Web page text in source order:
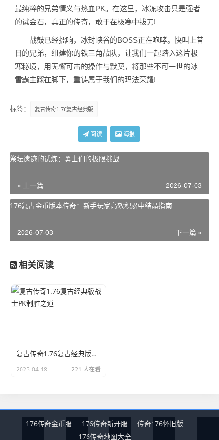
最纯粹的兄弟情义与热血PK。在这里，冰冻攻击只是强者
的试金石，真正的传奇，敢于在极寒中拔刀!
战鼓已经擂响，冰封峡谷的BOSS正在咆哮。快叫上昔
日的兄弟，组建你的铁三角战队，让我们一起踏入这片极
寒秘境，用无懈可击的操作与默契，将那些不可一世的冰
雪霸主踩在脚下，重铸属于我们的玛法荣耀!
标签： 复古传奇1.76复古经典版
阅读 海报
祭坛遗迹的试炼：勇士们的极限挑战
« 上一篇 2026-07-03
176复古金币版本传奇：新手玩家高效积累中结晶指南
下一篇 »
2026-07-03
相关阅读
复古传奇1.76复古经典版战士PK制胜之道
2025-04-18 221 人在看
176传奇金币服 176传奇新开服
传奇176怀旧版
176传奇地图大全